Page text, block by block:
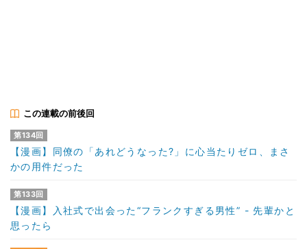
この連載の前後回
第134回
【漫画】同僚の「あれどうなった?」に心当たりゼロ、まさ
かの用件だった
第133回
【漫画】入社式で出会った“フランクすぎる男性” - 先輩かと
思ったら